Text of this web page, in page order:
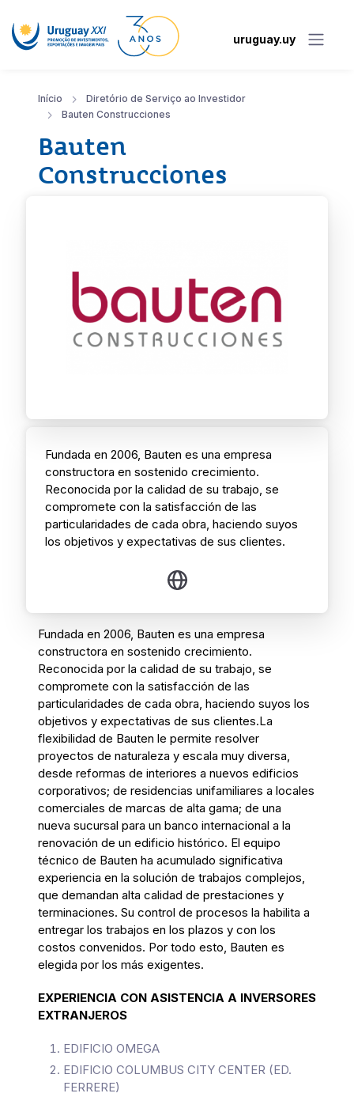
uruguay.uy
Início
Diretório de Serviço ao Investidor
Bauten Construcciones
Bauten
Construcciones
Fundada en 2006, Bauten es una empresa
constructora en sostenido crecimiento.
Reconocida por la calidad de su trabajo, se
compromete con la satisfacción de las
particularidades de cada obra, haciendo suyos
los objetivos y expectativas de sus clientes.
Fundada en 2006, Bauten es una empresa
constructora en sostenido crecimiento.
Reconocida por la calidad de su trabajo, se
compromete con la satisfacción de las
particularidades de cada obra, haciendo suyos los
objetivos y expectativas de sus clientes.La
flexibilidad de Bauten le permite resolver
proyectos de naturaleza y escala muy diversa,
desde reformas de interiores a nuevos edificios
corporativos; de residencias unifamiliares a locales
comerciales de marcas de alta gama; de una
nueva sucursal para un banco internacional a la
renovación de un edificio histórico. El equipo
técnico de Bauten ha acumulado significativa
experiencia en la solución de trabajos complejos,
que demandan alta calidad de prestaciones y
terminaciones. Su control de procesos la habilita a
entregar los trabajos en los plazos y con los
costos convenidos. Por todo esto, Bauten es
elegida por los más exigentes.
EXPERIENCIA CON ASISTENCIA A INVERSORES
EXTRANJEROS
EDIFICIO OMEGA
EDIFICIO COLUMBUS CITY CENTER (ED.
FERRERE)